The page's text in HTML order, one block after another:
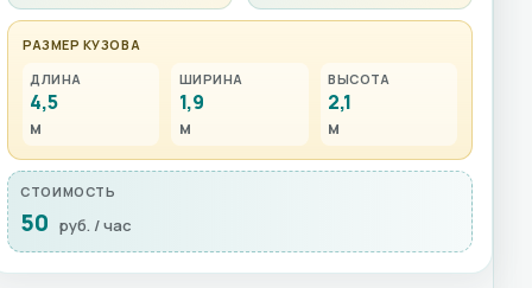
РАЗМЕР КУЗОВА
ДЛИНА
4,5
м
ШИРИНА
1,9
м
ВЫСОТА
2,1
м
СТОИМОСТЬ
50 руб. / час